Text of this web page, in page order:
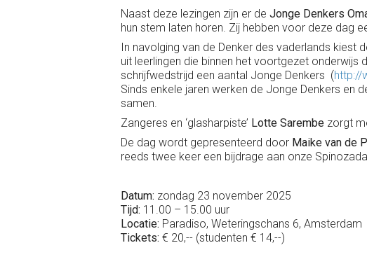
Naast deze lezingen zijn er de Jonge Denkers
hun stem laten horen. Zij hebben voor deze dag
In navolging van de Denker des vaderlands kiest
uit leerlingen die binnen het voortgezet
schrijfwedstrijd een aantal Jonge Denkers (http://
Sinds enkele jaren werken de Jonge Denkers en
samen.
Zangeres en ‘glasharpiste’ Lotte Sarembe zorgt
De dag wordt gepresenteerd door Maike van de
reeds twee keer een bijdrage aan onze
Datum: zondag 23 november 2025
Tijd: 11.00 – 15.00 uur
Locatie: Paradiso, Weteringschans 6, Amsterdam
Tickets: € 20,-- (studenten € 14,--)